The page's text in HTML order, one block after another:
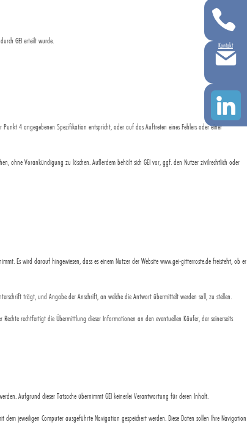
GEI erteilt wurde.
4 angegebenen Spezifikation entspricht, oder auf das Auftreten eines Fehlers oder einer
ohne Vorankündigung zu löschen. Außerdem behält sich GEI vor, ggf. den Nutzer zivilrechtlich oder
Es wird darauf hingewiesen, dass es einem Nutzer der Website www.gei-gitterroste.de freisteht, ob er
trägt, und Angabe der Anschrift, an welche die Antwort übermittelt werden soll, zu stellen.
rechtfertigt die Übermittlung dieser Informationen an den eventuellen Käufer, der seinerseits
Aufgrund dieser Tatsache übernimmt GEI keinerlei Verantwortung für deren Inhalt.
jeweiligen Computer ausgeführte Navigation gespeichert werden. Diese Daten sollen Ihre Navigation
Kontakt